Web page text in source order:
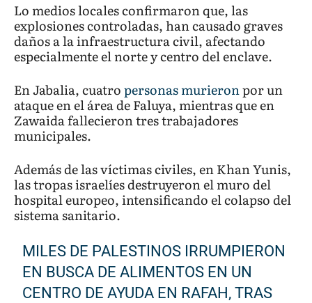
Lo medios locales confirmaron que, las
explosiones controladas, han causado graves
daños a la infraestructura civil, afectando
especialmente el norte y centro del enclave.
En Jabalia, cuatropersonas murieronpor un
ataque en el área de Faluya, mientras que en
Zawaida fallecieron tres trabajadores
municipales.
Además de las víctimas civiles, en Khan Yunis,
las tropas israelíes destruyeron el muro del
hospital europeo, intensificando el colapso del
sistema sanitario.
MILES DE PALESTINOS IRRUMPIERON
EN BUSCA DE ALIMENTOS EN UN
CENTRO DE AYUDA EN RAFAH, TRAS